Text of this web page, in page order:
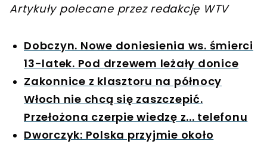
Artykuły polecane przez redakcję WTV
Dobczyn. Nowe doniesienia ws. śmierci
13-latek. Pod drzewem leżały donice
Zakonnice z klasztoru na północy
Włoch nie chcą się zaszczepić.
Przełożona czerpie wiedzę z... telefonu
Dworczyk: Polska przyjmie około